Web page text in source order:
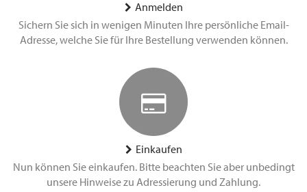
Anmelden
Sichern Sie sich in wenigen Minuten Ihre persönliche Email-
Adresse, welche Sie für Ihre Bestellung verwenden können.
Einkaufen
Nun können Sie einkaufen. Bitte beachten Sie aber unbedingt
unsere Hinweise zu Adressierung und Zahlung.